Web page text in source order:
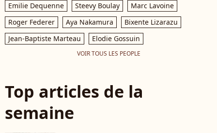
Emilie Dequenne Steevy Boulay
Marc Lavoine
Roger Federer
Aya Nakamura
Bixente Lizarazu
Jean-Baptiste Marteau
Elodie Gossuin
VOIR TOUS LES PEOPLE
Top articles de la
semaine